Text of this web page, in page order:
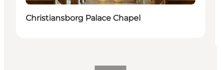
Christiansborg Palace Chapel